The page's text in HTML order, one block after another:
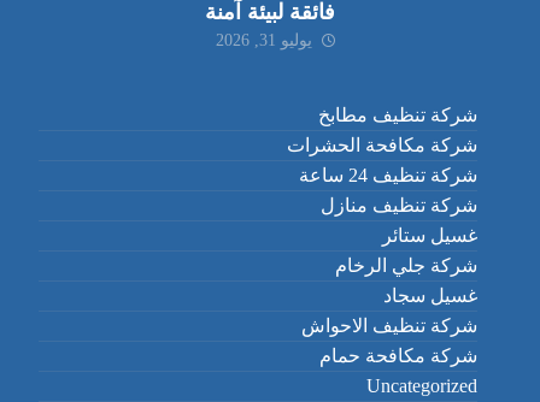
فائقة لبيئة آمنة
يوليو 31, 2026
شركة تنظيف مطابخ
شركة مكافحة الحشرات
شركة تنظيف 24 ساعة
شركة تنظيف منازل
غسيل ستائر
شركة جلي الرخام
غسيل سجاد
شركة تنظيف الاحواش
شركة مكافحة حمام
Uncategorized